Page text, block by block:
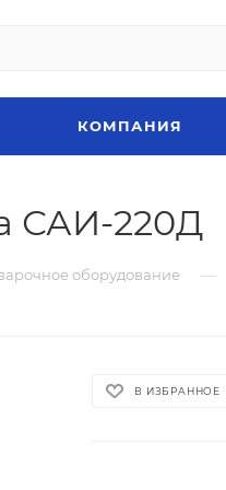
КОМПАНИЯ
САИ-220Д
оборудование —
В ИЗБРАННОЕ